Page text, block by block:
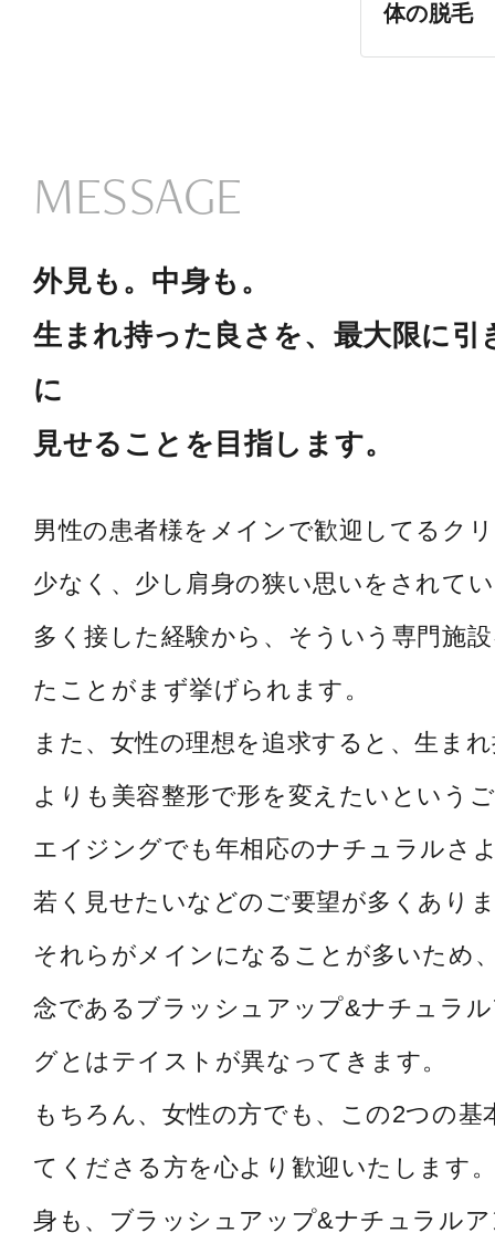
体の脱毛
MESSAGE
外見も。中身も。
生まれ持った良さを、最大限に引
に
見せることを目指します。
男性の患者様をメインで歓迎してるク
少なく、少し肩身の狭い思いをされて
多く接した経験から、そういう専門施
たことがまず挙げられます。
また、女性の理想を追求すると、生ま
よりも美容整形で形を変えたいという
エイジングでも年相応のナチュラルさ
若く見せたいなどのご要望が多くあり
それらがメインになることが多いため
念であるブラッシュアップ&ナチュラ
グとはテイストが異なってきます。
もちろん、女性の方でも、この2つの基
てくださる方を心より歓迎いたします
身も、ブラッシュアップ&ナチュラル